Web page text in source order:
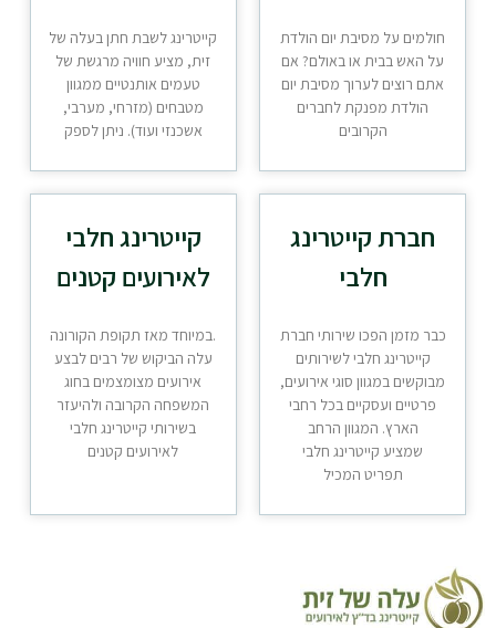
חולמים על מסיבת יום הולדת
על האש בבית או באולם? אם
אתם רוצים לערוך מסיבת יום
הולדת מפנקת לחברים
הקרובים
קייטרינג לשבת חתן בעלה של
זית, מציע חוויה מרגשת של
טעמים אותנטיים ממגוון
מטבחים (מזרחי, מערבי,
אשכנזי ועוד). ניתן לספק
חברת קייטרינג
חלבי
כבר מזמן הפכו שירותי חברת
קייטרינג חלבי לשירותים
מבוקשים במגוון סוגי אירועים,
פרטיים ועסקיים בכל רחבי
הארץ. המגוון הרחב
שמציע קייטרינג חלבי
תפריט המכיל
קייטרינג חלבי
לאירועים קטנים
.במיוחד מאז תקופת הקורונה
עלה הביקוש של רבים לבצע
אירועים מצומצמים בחוג
המשפחה הקרובה ולהיעזר
בשירותי קייטרינג חלבי
לאירועים קטנים